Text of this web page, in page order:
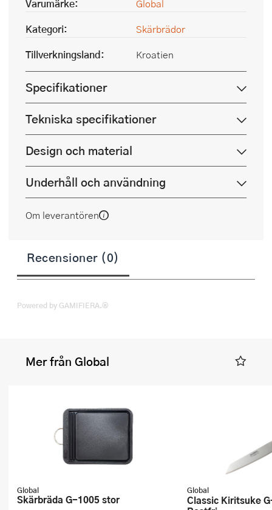
Varumärke:
Global
Kategori:
Skärbrädor
Tillverkningsland:
Kroatien
Specifikationer
Tekniska specifikationer
Design och material
Underhåll och användning
Om leverantören
Recensioner (0)
Powered by GAMIFIERA.®
Mer från Global
Global
Skärbräda G-1005 stor
Global
Classic Kiritsuke G-106 24 cm